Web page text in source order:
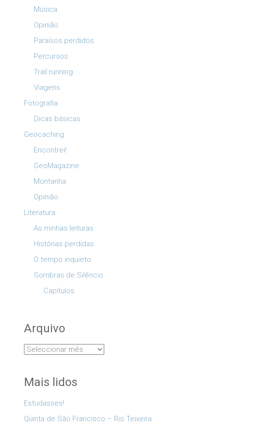
Música
Opinião
Paraísos perdidos
Percursos
Trail running
Viagens
Fotografia
Dicas básicas
Geocaching
Encontrei!
GeoMagazine
Montanha
Opinião
Literatura
As minhas leituras
Histórias perdidas
O tempo inquieto
Sombras de Silêncio
Capítulos
Arquivo
Arquivo
Mais lidos
Estudasses!
Quinta de São Francisco – Rio Teixeira